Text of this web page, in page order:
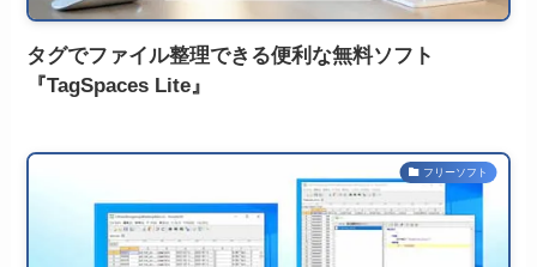
タグでファイル整理できる便利な無料ソフト
『TagSpaces Lite』
フリーソフト